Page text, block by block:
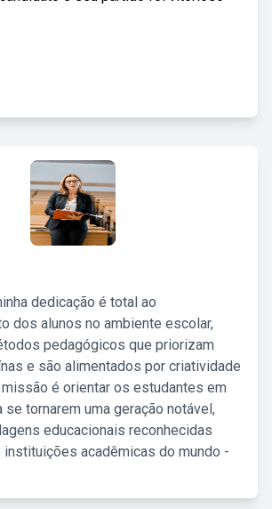
dedicação é total ao
dos alunos no ambiente escolar,
pedagógicos que priorizam
e são alimentados por criatividade
é orientar os estudantes em
se tornarem uma geração notável,
educacionais reconhecidas
acadêmicas do mundo -